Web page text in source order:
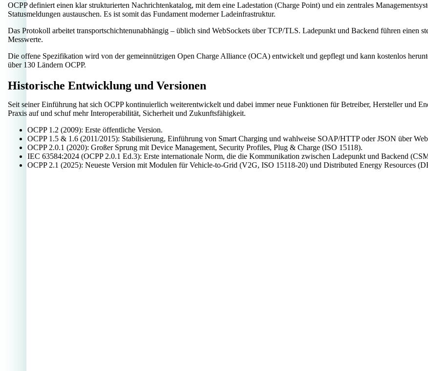
OCPP definiert einen klar strukturierten Nachrichtenkatalog, mit dem eine Ladestation (Charge Point) und ein zentrales
Statusmeldungen austauschen. Es ist somit das Fundament moderner Ladeinfrastruktur.
Das Protokoll arbeitet transportschichtenunabhängig – üblich sind WebSockets über TCP/TLS. Ladepunkt und Backend führen einen
Messwerte.
Die offene Spezifikation wird von der gemeinnützigen Open Charge Alliance (OCA) entwickelt und gepflegt und kann kostenlos
über 130 Ländern OCPP.
Historische Entwicklung und Versionen
Seit seiner Einführung hat sich OCPP kontinuierlich weiterentwickelt und dabei immer neue Funktionen für Betreiber, Hersteller und
Praxis auf und schuf mehr Interoperabilität, Sicherheit und Zukunftsfähigkeit.
OCPP 1.2 (2009): Erste öffentliche Version.
OCPP 1.5 & 1.6 (2011/2015): Stabilisierung, Einführung von Smart Charging und wahlweise SOAP/HTTP oder JSON über
OCPP 2.0.1 (2020): Großer Sprung mit Device Management, Security Profiles, Plug & Charge (ISO 15118).
IEC 63584:2024 (OCPP 2.0.1 Ed.3): Erste internationale Norm, die die Kommunikation zwischen Ladepunkt und Backend
OCPP 2.1 (2025): Neueste Version mit Modulen für Vehicle-to-Grid (V2G, ISO 15118-20) und Distributed Energy Resources